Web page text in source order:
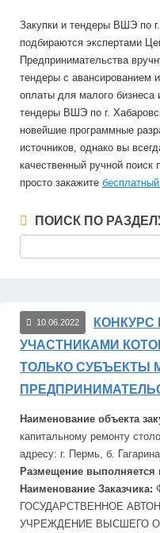
Закупки и тендеры ВШЭ по
подбираются экспертами
Предпринимательства
тендеры с авансированием
оплаты для малого
тендеры ВШЭ по г.
новейшие программные
источников, однако вы
качественный ручной
просто закажите
ПОИСК ПО
10.06.2022
УЧАСТНИКАМИ
ТОЛЬКО СУБЪЕКТЫ
Наименование объекта
капитальному ремонту
адресу: г. Пермь, б.
Размещение выполняется
Наименование Заказчика:
ГОСУДАРСТВЕННОЕ
УЧРЕЖДЕНИЕ ВЫСШЕГО